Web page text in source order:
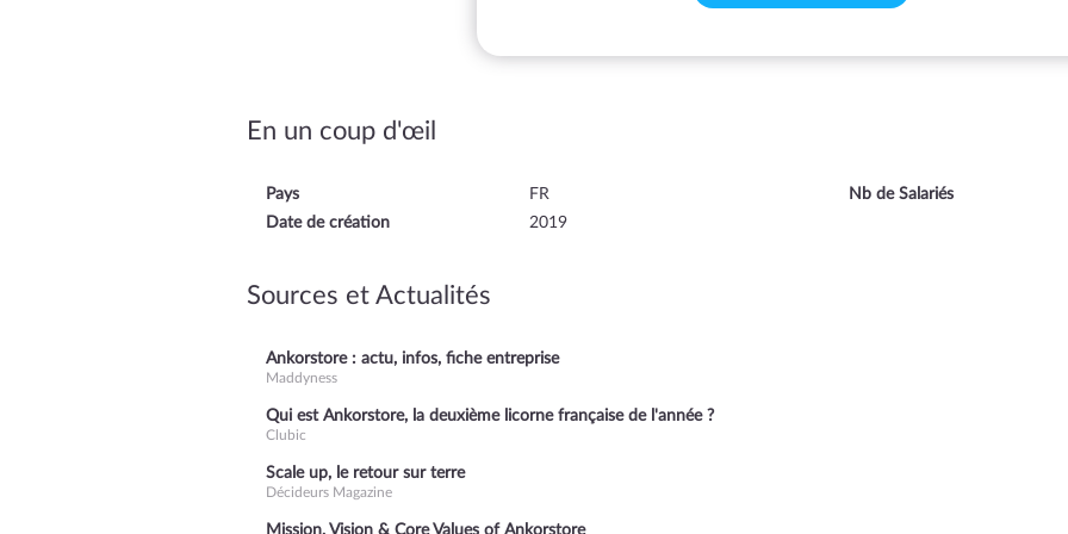
En un coup d'œil
Pays
FR
Date de création
2019
Nb de Salariés
Sources et Actualités
Ankorstore : actu, infos, fiche entreprise
Maddyness
Qui est Ankorstore, la deuxième licorne française de l'année ?
Clubic
Scale up, le retour sur terre
Décideurs Magazine
Mission, Vision & Core Values of Ankorstore